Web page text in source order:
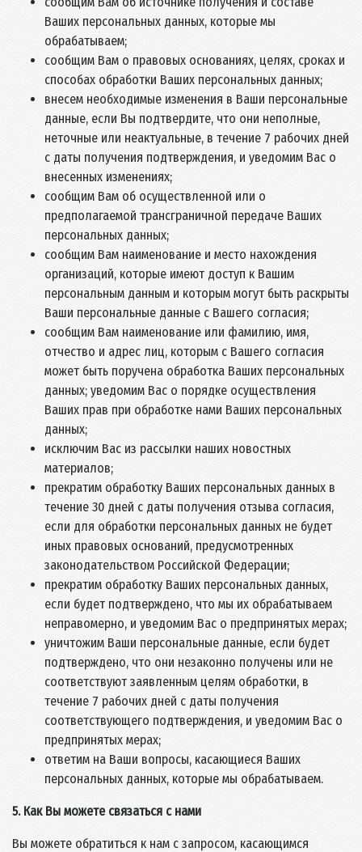
Ваших персональных данных, которые мы
обрабатываем;
сообщим Вам о правовых основаниях, целях, сроках и
способах обработки Ваших персональных данных;
внесем необходимые изменения в Ваши персональные
данные, если Вы подтвердите, что они неполные,
неточные или неактуальные, в течение 7 рабочих дней
с даты получения подтверждения, и уведомим Вас о
внесенных изменениях;
сообщим Вам об осуществленной или о
предполагаемой трансграничной передаче Ваших
персональных данных;
сообщим Вам наименование и место нахождения
организаций, которые имеют доступ к Вашим
персональным данным и которым могут быть раскрыты
Ваши персональные данные с Вашего согласия;
сообщим Вам наименование или фамилию, имя,
отчество и адрес лиц, которым с Вашего согласия
может быть поручена обработка Ваших персональных
данных; уведомим Вас о порядке осуществления
Ваших прав при обработке нами Ваших персональных
данных;
исключим Вас из рассылки наших новостных
материалов;
прекратим обработку Ваших персональных данных в
течение 30 дней с даты получения отзыва согласия,
если для обработки персональных данных не будет
иных правовых оснований, предусмотренных
законодательством Российской Федерации;
прекратим обработку Ваших персональных данных,
если будет подтверждено, что мы их обрабатываем
неправомерно, и уведомим Вас о предпринятых мерах;
уничтожим Ваши персональные данные, если будет
подтверждено, что они незаконно получены или не
соответствуют заявленным целям обработки, в
течение 7 рабочих дней с даты получения
соответствующего подтверждения, и уведомим Вас о
предпринятых мерах;
ответим на Ваши вопросы, касающиеся Ваших
персональных данных, которые мы обрабатываем.
5. Как Вы можете связаться с нами
Вы можете обратиться к нам с запросом, касающимся